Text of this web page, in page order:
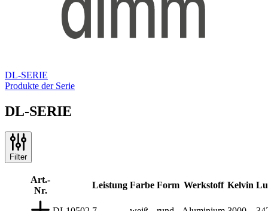
DL-SERIE
Produkte der Serie
DL-SERIE
Filter
Art.-
Nr.
Leistung Farbe Form Werkstoff Kelvin